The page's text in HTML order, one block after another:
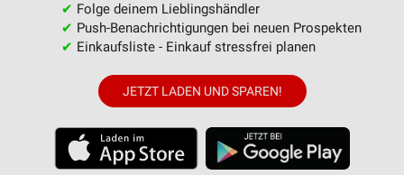
✔ Folge deinem Lieblingshändler
✔ Push-Benachrichtigungen bei neuen Prospekten
✔ Einkaufsliste - Einkauf stressfrei planen
JETZT LADEN UND SPAREN!